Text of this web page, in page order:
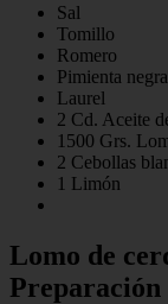
Sal
Tomillo
Romero
Pimienta negra
Laurel
2 Cd. Aceite
1500 Grs.
2 Cebollas
1 Limón
Lomo de
Preparación